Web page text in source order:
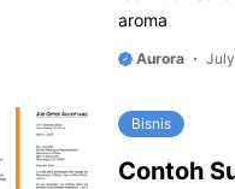
aroma
Aurora
Bisnis
Contoh